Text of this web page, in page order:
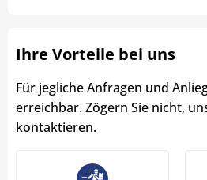
Ihre Vorteile bei uns
Für jegliche Anfragen und
erreichbar. Zögern Sie nicht,
kontaktieren.